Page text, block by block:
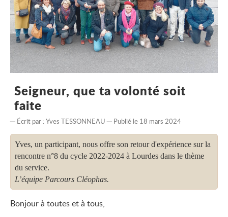
Seigneur, que ta volonté soit
faite
Écrit par :Yves TESSONNEAU Publié le 18 mars 2024
Yves, un participant, nous offre son retour d'expérience sur la
rencontre n°8 du cycle 2022-2024 à Lourdes dans le thème
du service.
L’équipe Parcours Cléophas.
Bonjour à toutes et à tous,